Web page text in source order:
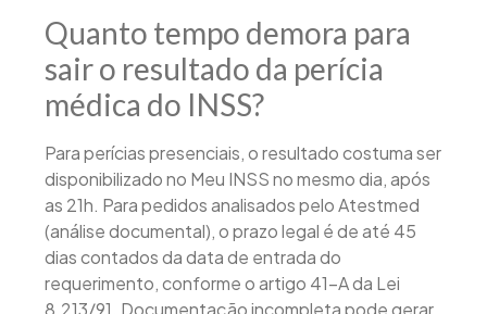
Quanto tempo demora para
sair o resultado da perícia
médica do INSS?
Para perícias presenciais, o resultado costuma ser
disponibilizado no Meu INSS no mesmo dia, após
as 21h. Para pedidos analisados pelo Atestmed
(análise documental), o prazo legal é de até 45
dias contados da data de entrada do
requerimento, conforme o artigo 41-A da Lei
8.213/91. Documentação incompleta pode gerar